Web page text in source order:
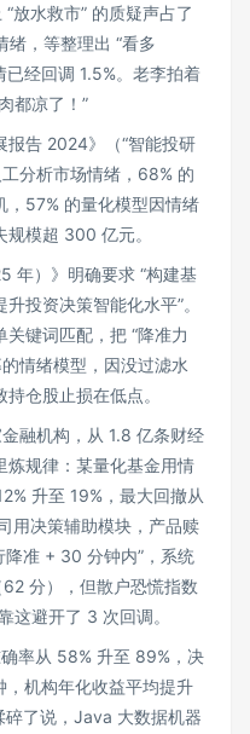
放水救市” 的质疑声占了
绪，等整理出 “看多
经回调 1.5%。老李拍着
都凉了！”
报告 2024》（“智能投研
分析市场情绪，68% 的
，57% 的量化模型因情绪
模超 300 亿元。
年）》明确要求 “构建基
投资决策智能化水平”。
键词匹配，把 “降准力
情绪模型，因没过滤水
仓股止损在低点。
融机构，从 1.8 亿条财经
炼规律：某量化基金用情
升至 19%，最大回撤从
用决策辅助模块，产品赎
降准 + 30 分钟内”，系统
分），但散户恐慌指数
这避开了 3 次回调。
率从 58% 升至 89%，决
机构年化收益平均提升
了说，Java 大数据机器